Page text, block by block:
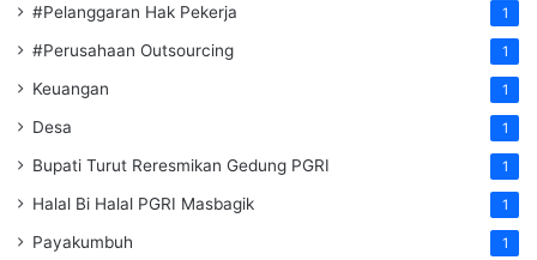
#Pelanggaran Hak Pekerja 1
#Perusahaan Outsourcing 1
Keuangan 1
Desa 1
Bupati Turut Reresmikan Gedung PGRI 1
Halal Bi Halal PGRI Masbagik 1
Payakumbuh 1